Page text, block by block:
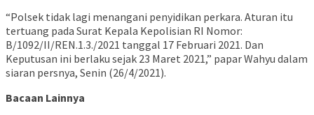
“Polsek tidak lagi menangani penyidikan perkara. Aturan itu
tertuang pada Surat Kepala Kepolisian RI Nomor:
B/1092/II/REN.1.3./2021 tanggal 17 Februari 2021. Dan
Keputusan ini berlaku sejak 23 Maret 2021,” papar Wahyu dalam
siaran persnya, Senin (26/4/2021).
Bacaan Lainnya